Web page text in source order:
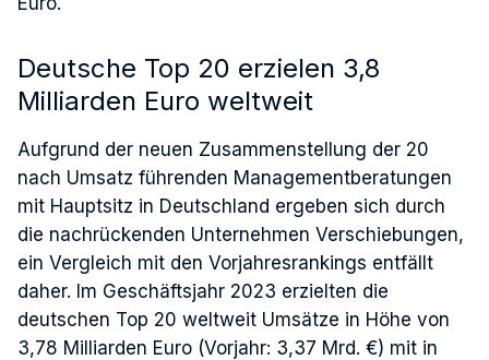
Deutsche Top 20 erzielen 3,8
Milliarden Euro weltweit
Aufgrund der neuen Zusammenstellung der 20
nach Umsatz führenden Managementberatungen
mit Hauptsitz in Deutschland ergeben sich durch
die nachrückenden Unternehmen Verschiebungen,
ein Vergleich mit den Vorjahresrankings entfällt
daher. Im Geschäftsjahr 2023 erzielten die
deutschen Top 20 weltweit Umsätze in Höhe von
3,78 Milliarden Euro (Vorjahr: 3,37 Mrd. €) mit in